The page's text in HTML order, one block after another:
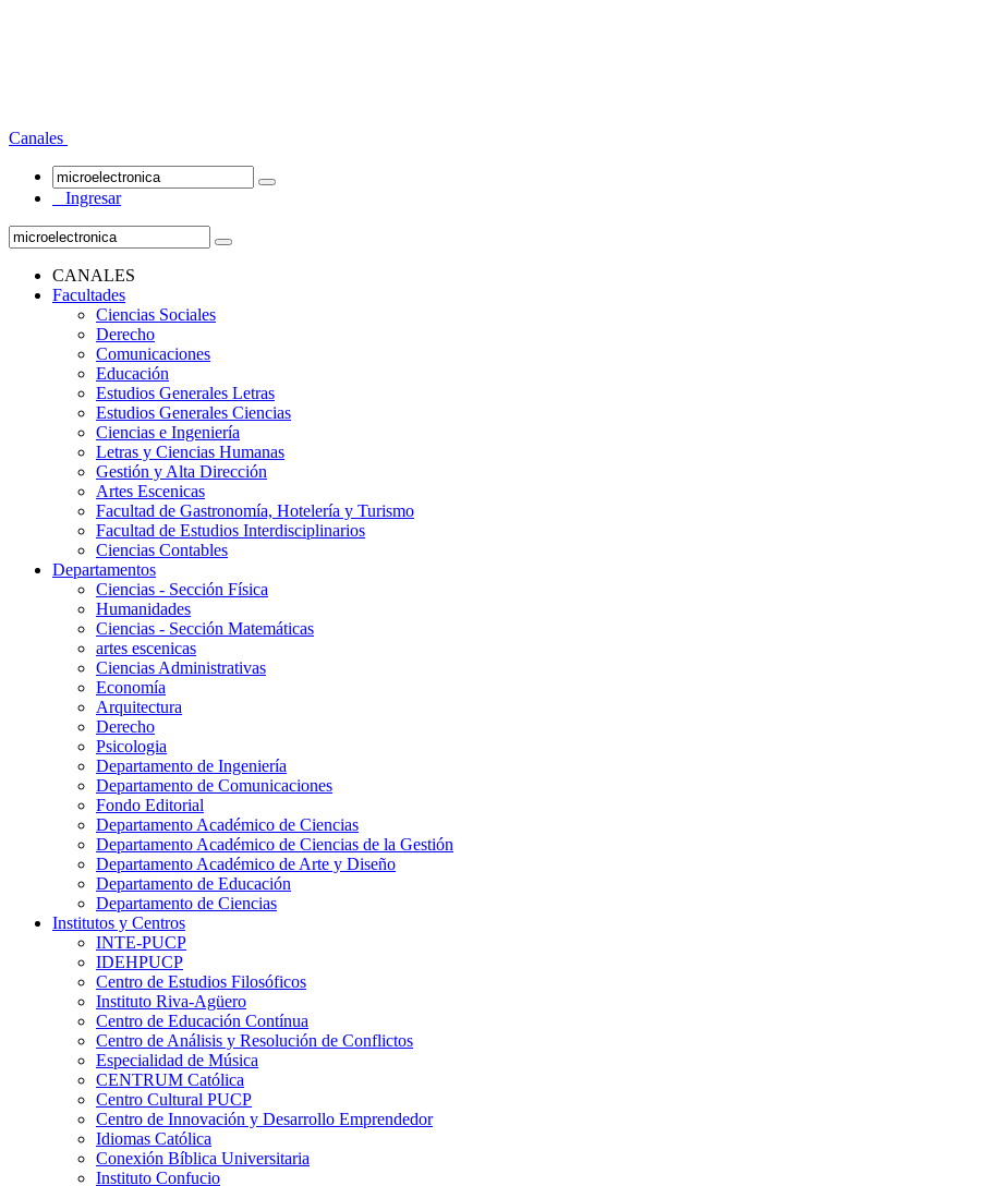
Canales
Ingresar
CANALES
Facultades
Ciencias Sociales
Derecho
Comunicaciones
Educación
Estudios Generales Letras
Estudios Generales Ciencias
Ciencias e Ingeniería
Letras y Ciencias Humanas
Gestión y Alta Dirección
Artes Escenicas
Facultad de Gastronomía, Hotelería y Turismo
Facultad de Estudios Interdisciplinarios
Ciencias Contables
Departamentos
Ciencias - Sección Física
Humanidades
Ciencias - Sección Matemáticas
artes escenicas
Ciencias Administrativas
Economía
Arquitectura
Derecho
Psicologia
Departamento de Ingeniería
Departamento de Comunicaciones
Fondo Editorial
Departamento Académico de Ciencias
Departamento Académico de Ciencias de la Gestión
Departamento Académico de Arte y Diseño
Departamento de Educación
Departamento de Ciencias
Institutos y Centros
INTE-PUCP
IDEHPUCP
Centro de Estudios Filosóficos
Instituto Riva-Agüero
Centro de Educación Contínua
Centro de Análisis y Resolución de Conflictos
Especialidad de Música
CENTRUM Católica
Centro Cultural PUCP
Centro de Innovación y Desarrollo Emprendedor
Idiomas Católica
Conexión Bíblica Universitaria
Instituto Confucio